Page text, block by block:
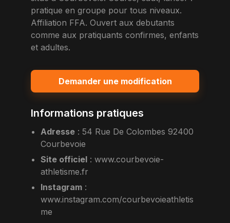
pratique en groupe pour tous niveaux.
Affiliation FFA. Ouvert aux debutants
comme aux pratiquants confirmes, enfants
et adultes.
Demander une modification
Informations pratiques
Adresse : 54 Rue De Colombes 92400
Courbevoie
Site officiel :www.courbevoie-
athletisme.fr
Instagram :
www.instagram.com/courbevoieathletis
me